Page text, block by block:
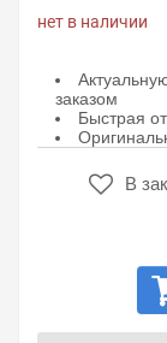
нет в наличии
заказом
Быстрая
В